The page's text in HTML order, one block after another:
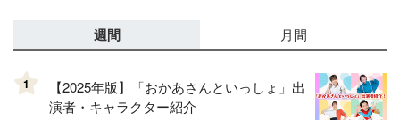
週間 月間
1
【2025年版】「おかあさんといっしょ」出
演者・キャラクター紹介